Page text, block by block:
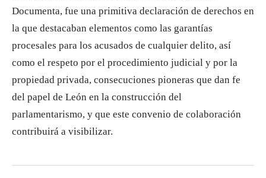
Documenta, fue una primitiva declaración de derechos en
la que destacaban elementos como las garantías
procesales para los acusados de cualquier delito, así
como el respeto por el procedimiento judicial y por la
propiedad privada, consecuciones pioneras que dan fe
del papel de León en la construcción del
parlamentarismo, y que este convenio de colaboración
contribuirá a visibilizar.